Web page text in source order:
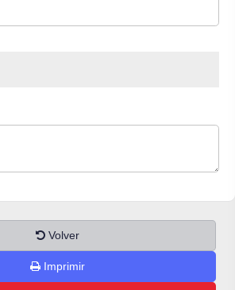
Volver
Imprimir